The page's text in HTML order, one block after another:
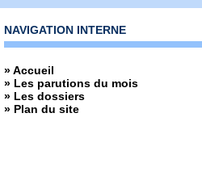
› 145 - 146
› 147 - 148
› 149 - 150
› 153 - 154
› 155 - 156
› 157 - 158
NAVIGATION INTERNE
» Accueil
» Les parutions du mois
» Les dossiers
» Plan du site